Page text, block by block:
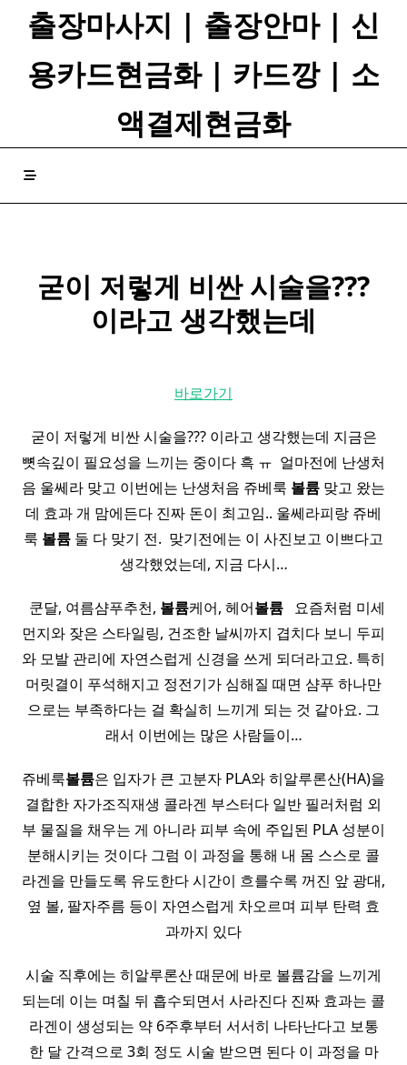
출장마사지 | 출장안마 | 신
용카드현금화 | 카드깡 | 소
액결제현금화
굳이 저렇게 비싼 시술을???
이라고 생각했는데
바로가기
굳이 저렇게 비싼 시술을??? 이라고 생각했는데 지금은
뼛속깊이 필요성을 느끼는 중이다 흑 ㅠ ​ 얼마전에 난생처
음 울쎄라 맞고 이번에는 난생처음 쥬베룩 볼륨 맞고 왔는
데 효과 개 맘에든다 진짜 돈이 최고임.. 울쎄라피랑 쥬베
룩 볼륨 둘 다 맞기 전. ​ 맞기전에는 이 사진보고 이쁘다고
생각했었는데, 지금 다시…
​ ​ 쿤달, 여름샴푸추천, 볼륨케어, 헤어볼륨 ​ ​ 요즘처럼 미세
먼지와 잦은 스타일링, 건조한 날씨까지 겹치다 보니 두피
와 모발 관리에 자연스럽게 신경을 쓰게 되더라고요. 특히
머릿결이 푸석해지고 정전기가 심해질 때면 샴푸 하나만
으로는 부족하다는 걸 확실히 느끼게 되는 것 같아요. 그
래서 이번에는 많은 사람들이…
쥬베룩볼륨은 입자가 큰 고분자 PLA와 히알루론산(HA)을
결합한 자가조직재생 콜라겐 부스터다 일반 필러처럼 외
부 물질을 채우는 게 아니라 피부 속에 주입된 PLA 성분이
분해시키는 것이다 그럼 이 과정을 통해 내 몸 스스로 콜
라겐을 만들도록 유도한다 시간이 흐를수록 꺼진 앞 광대,
옆 볼, 팔자주름 등이 자연스럽게 차오르며 피부 탄력 효
과까지 있다
시술 직후에는 히알루론산 때문에 바로 볼륨감을 느끼게
되는데 이는 며칠 뒤 흡수되면서 사라진다 진짜 효과는 콜
라겐이 생성되는 약 6주후부터 서서히 나타난다고 보통
한 달 간격으로 3회 정도 시술 받으면 된다 이 과정을 마